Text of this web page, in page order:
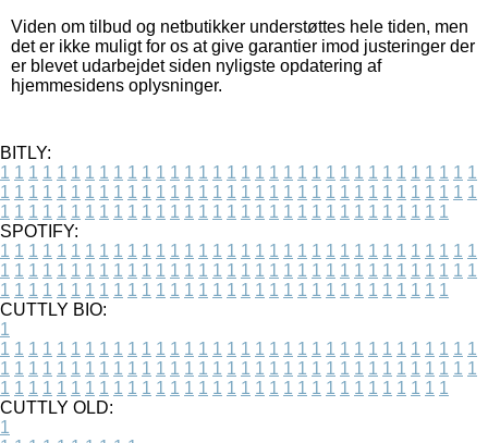
Viden om tilbud og netbutikker understøttes hele tiden, men
det er ikke muligt for os at give garantier imod justeringer der
er blevet udarbejdet siden nyligste opdatering af
hjemmesidens oplysninger.
BITLY:
1 1 1 1 1 1 1 1 1 1 1 1 1 1 1 1 1 1 1 1 1 1 1 1 1 1 1 1 1 1 1 1 1 1
1 1 1 1 1 1 1 1 1 1 1 1 1 1 1 1 1 1 1 1 1 1 1 1 1 1 1 1 1 1 1 1 1 1
1 1 1 1 1 1 1 1 1 1 1 1 1 1 1 1 1 1 1 1 1 1 1 1 1 1 1 1 1 1 1 1
SPOTIFY:
1 1 1 1 1 1 1 1 1 1 1 1 1 1 1 1 1 1 1 1 1 1 1 1 1 1 1 1 1 1 1 1 1 1
1 1 1 1 1 1 1 1 1 1 1 1 1 1 1 1 1 1 1 1 1 1 1 1 1 1 1 1 1 1 1 1 1 1
1 1 1 1 1 1 1 1 1 1 1 1 1 1 1 1 1 1 1 1 1 1 1 1 1 1 1 1 1 1 1 1
CUTTLY BIO:
1
1 1 1 1 1 1 1 1 1 1 1 1 1 1 1 1 1 1 1 1 1 1 1 1 1 1 1 1 1 1 1 1 1 1
1 1 1 1 1 1 1 1 1 1 1 1 1 1 1 1 1 1 1 1 1 1 1 1 1 1 1 1 1 1 1 1 1 1
1 1 1 1 1 1 1 1 1 1 1 1 1 1 1 1 1 1 1 1 1 1 1 1 1 1 1 1 1 1 1 1
CUTTLY OLD:
1